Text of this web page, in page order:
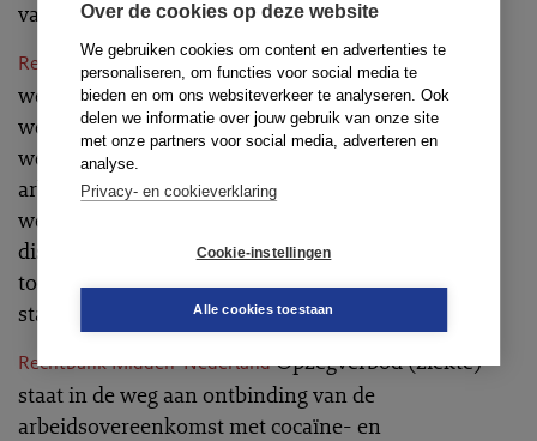
Over de cookies op deze website
We gebruiken cookies om content en advertenties te
personaliseren, om functies voor social media te
bieden en om ons websiteverkeer te analyseren. Ook
delen we informatie over jouw gebruik van onze site
met onze partners voor social media, adverteren en
analyse.
Privacy- en cookieverklaring
Cookie-instellingen
Alle cookies toestaan
vaststellingsovereenkomst evenmin.23-09-2016
Rechtbank Limburg Vordering in kort geding tot
wedertewerkstelling in de overeengekomen
werkzaamheden toegewezen, nadat werkgever
werknemer ondanks oordeel bedrijfsarts en
arbeidsdeskundige niet toeliet tot eigen
werkzaamheden. Argument dat sprake is van
disfunctioneren en dat werknemer daarom niet is
toegelaten tot eigen werkzaamheden, houdt geen
stand.
Rechtbank Midden-NederlandOpzegverbod (ziekte)
staat in de weg aan ontbinding van de
arbeidsovereenkomst met cocaïne- en